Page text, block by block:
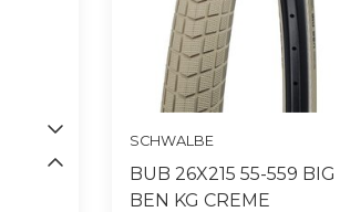
SCHWALBE
BUB 26X215 55-559 BIG
BEN KG CREME